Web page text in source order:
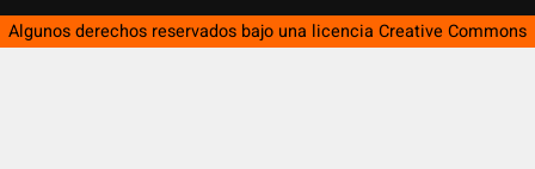
Algunos derechos reservados bajo una licencia Creative Commons